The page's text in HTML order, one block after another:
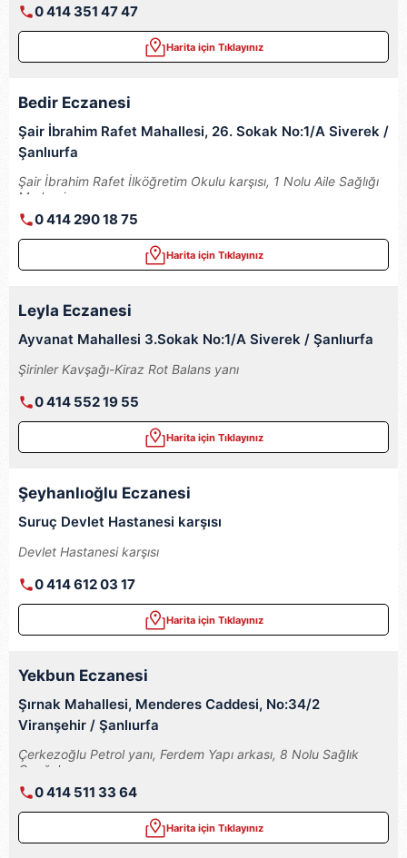
0 414 351 47 47
Harita için Tıklayınız
Bedir Eczanesi
Şair İbrahim Rafet Mahallesi, 26. Sokak No:1/A Siverek /
Şanlıurfa
Şair İbrahim Rafet İlköğretim Okulu karşısı, 1 Nolu Aile Sağlığı
Merkezi yanı
0 414 290 18 75
Harita için Tıklayınız
Leyla Eczanesi
Ayvanat Mahallesi 3.Sokak No:1/A Siverek / Şanlıurfa
Şirinler Kavşağı-Kiraz Rot Balans yanı
0 414 552 19 55
Harita için Tıklayınız
Şeyhanlıoğlu Eczanesi
Suruç Devlet Hastanesi karşısı
Devlet Hastanesi karşısı
0 414 612 03 17
Harita için Tıklayınız
Yekbun Eczanesi
Şırnak Mahallesi, Menderes Caddesi, No:34/2
Viranşehir / Şanlıurfa
Çerkezoğlu Petrol yanı, Ferdem Yapı arkası, 8 Nolu Sağlık
Ocağı karşısı
0 414 511 33 64
Harita için Tıklayınız